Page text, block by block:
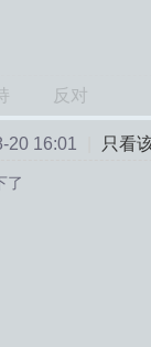
反对
20 16:01 只看
了